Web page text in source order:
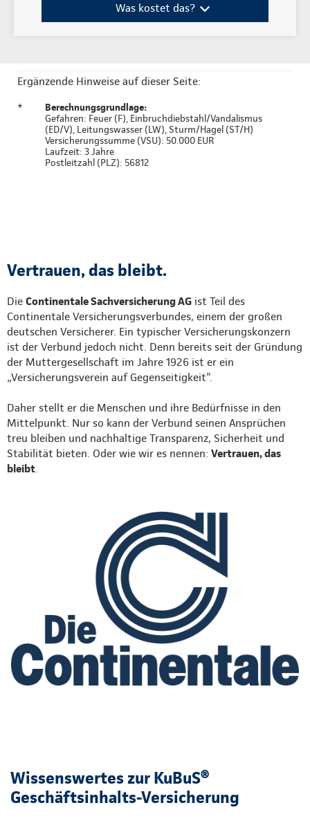
Was kostet das?
Ergänzende Hinweise auf dieser Seite:
*
Berechnungsgrundlage:
Gefahren: Feuer (F), Einbruchdiebstahl/Vandalismus
(ED/V), Leitungswasser (LW), Sturm/Hagel (ST/H)
Versicherungssumme (VSU): 50.000 EUR
Laufzeit: 3 Jahre
Postleitzahl (PLZ): 56812
Vertrauen, das bleibt.
Die Continentale Sachversicherung AG ist Teil des
Continentale Versicherungsverbundes, einem der großen
deutschen Versicherer. Ein typischer Versicherungskonzern
ist der Verbund jedoch nicht. Denn bereits seit der Gründung
der Muttergesellschaft im Jahre 1926 ist er ein
„Versicherungsverein auf Gegenseitigkeit".
Daher stellt er die Menschen und ihre Bedürfnisse in den
Mittelpunkt. Nur so kann der Verbund seinen Ansprüchen
treu bleiben und nachhaltige Transparenz, Sicherheit und
Stabilität bieten. Oder wie wir es nennen: Vertrauen, das
bleibt.
Wissenswertes zur KuBuS®
Geschäftsinhalts-Versicherung